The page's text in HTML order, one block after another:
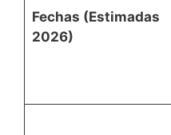
Fechas (Estimadas
2026)